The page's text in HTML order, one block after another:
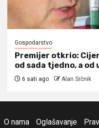
Gospodarstvo
Premijer otkrio:
od sada tjedno, a
6 sati ago Alan Srčnik
O nama Oglašavanje